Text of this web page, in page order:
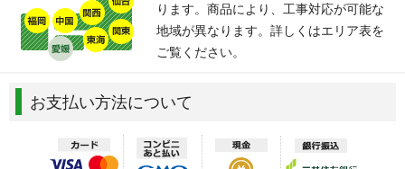
ります。商品により、工事対応が可能な
地域が異なります。詳しくはエリア表を
ご覧ください。
お支払い方法について